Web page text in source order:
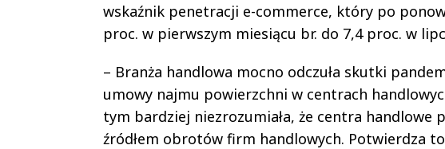
wskaźnik penetracji e-commerce, który po
proc. w pierwszym miesiącu br. do 7,4 proc. w
– Branża handlowa mocno odczuła skutki
umowy najmu powierzchni w centrach
tym bardziej niezrozumiała, że centra handlowe
źródłem obrotów firm handlowych. Potwierdza